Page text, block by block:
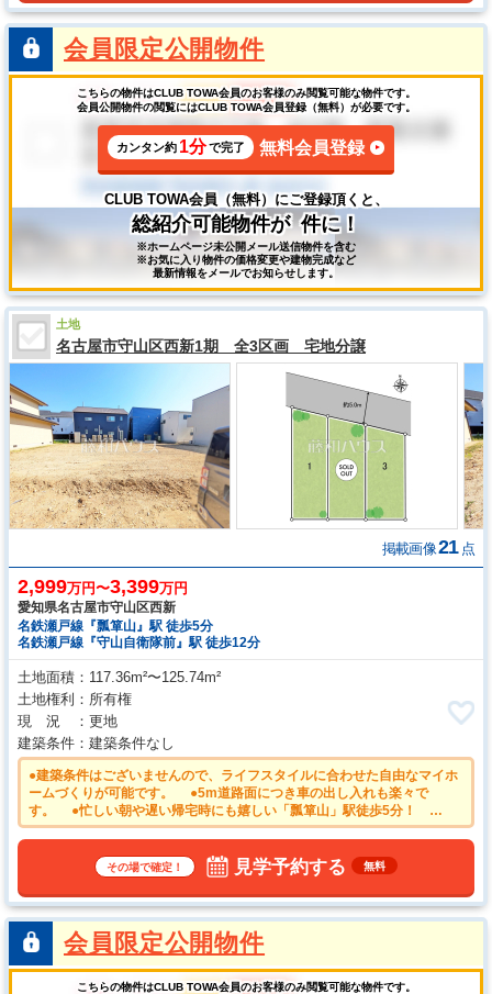
会員限定公開物件
こちらの物件はCLUB TOWA会員のお客様のみ閲覧可能な物件です。
会員公開物件の閲覧にはCLUB TOWA会員登録（無料）が必要です。
カンタン約 1分 で完了 無料会員登録
CLUB TOWA会員（無料）にご登録頂くと、
総紹介可能物件が 件に！
※ホームページ未公開メール送信物件を含む
※お気に入り物件の価格変更や建物完成など
最新情報をメールでお知らせします。
土地
名古屋市守山区西新1期 全3区画 宅地分譲
掲載画像21 点
2,999万円〜3,399万円
愛知県名古屋市守山区西新
名鉄瀬戸線『瓢箪山』駅 徒歩5分
名鉄瀬戸線『守山自衛隊前』駅 徒歩12分
土地面積
117.36m²〜125.74m²
土地権利
所有権
現 況
更地
建築条件
建築条件なし
●建築条件はございませんので、ライフスタイルに合わせた自由なマイホ
ームづくりが可能です。 ●5m道路面につき車の出し入れも楽々で
す。 ●忙しい朝や遅い帰宅時にも嬉しい「瓢箪山」駅徒歩5分！
●「夢は注文住宅！でも注文住宅って何から手をつければいいの？」そん
その場で確定！ 見学予約する 無料
会員限定公開物件
こちらの物件はCLUB TOWA会員のお客様のみ閲覧可能な物件です。